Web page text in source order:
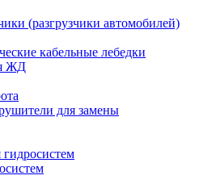
(разгрузчики автомобилей)
кабельные лебедки
ЖД
для замены